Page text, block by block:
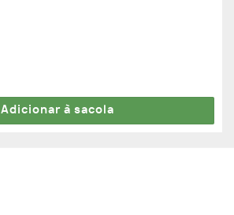
Adicionar à sacola